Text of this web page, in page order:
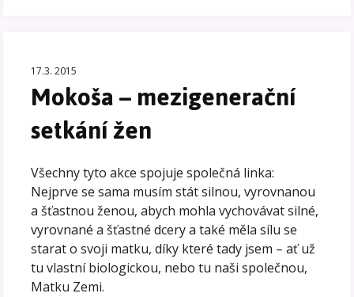
17.3. 2015
Mokoša – mezigenerační
setkání žen
Všechny tyto akce spojuje společná linka:
Nejprve se sama musím stát silnou, vyrovnanou
a šťastnou ženou, abych mohla vychovávat silné,
vyrovnané a šťastné dcery a také měla sílu se
starat o svoji matku, díky které tady jsem – ať už
tu vlastní biologickou, nebo tu naši společnou,
Matku Zemi.